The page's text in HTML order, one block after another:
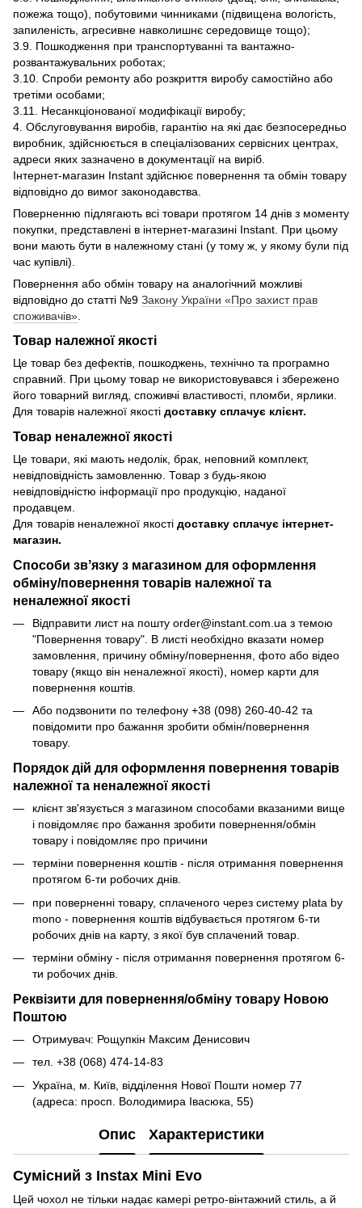
пожежа тощо), побутовими чинниками (підвищена вологість,
запиленість, агресивне навколишнє середовище тощо);
3.9. Пошкодження при транспортуванні та вантажно-
розвантажувальних роботах;
3.10. Спроби ремонту або розкриття виробу самостійно або
третіми особами;
3.11. Несанкціонованої модифікації виробу;
4. Обслуговування виробів, гарантію на які дає безпосередньо
виробник, здійснюється в спеціалізованих сервісних центрах,
адреси яких зазначено в документації на виріб.
Інтернет-магазин Instant здійснює повернення та обмін товару
відповідно до вимог законодавства.
Поверненню підлягають всі товари протягом 14 днів з моменту
покупки, представлені в інтернет-магазині Instant. При цьому
вони мають бути в належному стані (у тому ж, у якому були під
час купівлі).
Повернення або обмін товару на аналогічний можливі
відповідно до статті №9 Закону України «Про захист прав
споживачів»
Товар належної якості
Це товар без дефектів, пошкоджень, технічно та програмно
справний. При цьому товар не використовувався і збережено
його товарний вигляд, споживчі властивості, пломби, ярлики.
Для товарів належної якості доставку сплачує клієнт.
Товар неналежної якості
Це товари, які мають недолік, брак, неповний комплект,
невідповідність замовленню. Товар з будь-якою
невідповідністю інформації про продукцію, наданої
продавцем.
Для товарів неналежної якості доставку сплачує інтернет-
магазин.
Способи звʼязку з магазином для оформлення
обміну/повернення товарів належної та
неналежної якості
Відправити лист на пошту order@instant.com.ua з темою
"Повернення товару". В листі необхідно вказати номер
замовлення, причину обміну/повернення, фото або відео
товару (якщо він неналежної якості), номер карти для
повернення коштів.
Або подзвонити по телефону +38 (098) 260-40-42 та
повідомити про бажання зробити обмін/повернення
товару.
Порядок дій для оформлення повернення товарів
належної та неналежної якості
клієнт зв'язується з магазином способами вказаними вище
і повідомляє про бажання зробити повернення/обмін
товару і повідомляє про причини
терміни повернення коштів - після отримання повернення
протягом 6-ти робочих днів.
при поверненні товару, сплаченого через систему plata by
mono - повернення коштів відбувається протягом 6-ти
робочих днів на карту, з якої був сплачений товар.
терміни обміну - після отримання повернення протягом 6-
ти робочих днів.
Реквізити для повернення/обміну товару Новою
Поштою
Отримувач: Рощупкін Максим Денисович
тел. +38 (068) 474-14-83
Україна, м. Київ, відділення Нової Пошти номер 77
(адреса: просп. Володимира Івасюка, 55)
Опис Характеристики
Сумісний з Instax Mini Evo
Цей чохол не тільки надає камері ретро-вінтажний стиль, а й